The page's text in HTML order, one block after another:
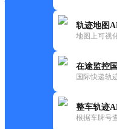
轨迹地图
地图上可视
在途监控
国际快递轨
整车轨迹
根据车牌号
申通
新疆
更新时间